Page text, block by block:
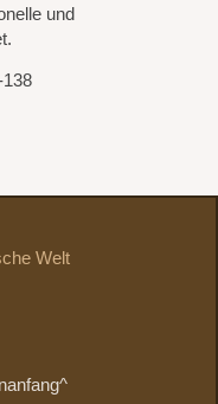
und
138
Welt